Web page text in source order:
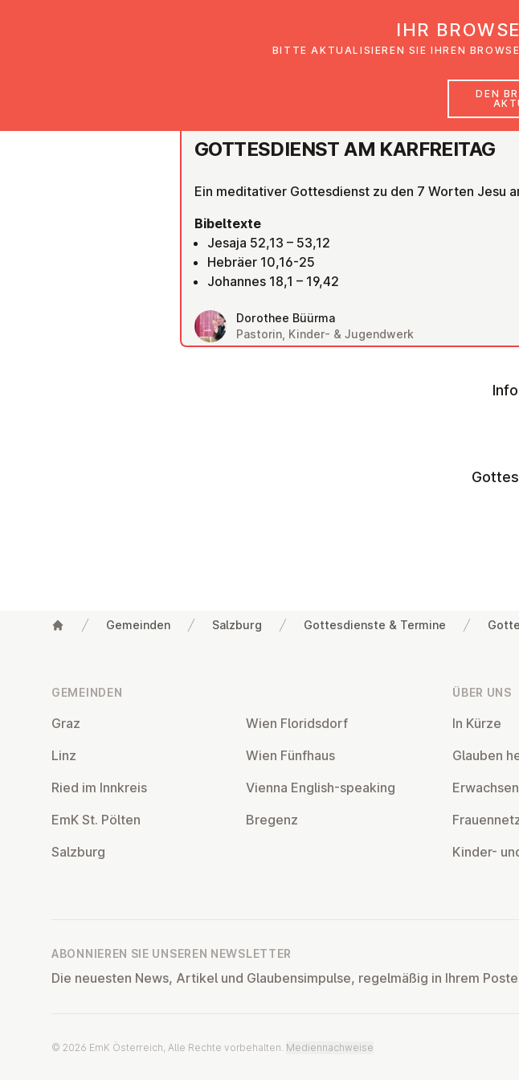
GOT­TES­DIENST AM KAR­FREI­TAG
Ein meditativer Gottesdienst zu den 7 Worten Jesu
Bibeltexte
Jesaja 52,13 – 53,12
Hebräer 10,16-25
Johannes 18,1 – 19,42
Dorothee Büürma
Pastorin, Kinder- & Jugendwerk
Gemeinden Salzburg Gottesdienste & Termine
GEMEINDEN
Graz
Linz
Ried im Innkreis
EmK St. Pölten
Salzburg
Wien Flo­rids­dorf
Wien Fünfhaus
Vienna English-speaking
Bregenz
ÜBER UNS
In Kürze
Glauben
Kinder-
ABONNIEREN SIE UNSEREN NEWSLETTER
Die neuesten News, Artikel und Glaubensimpulse, regelmäßig in Ihrem
© 2026 EmK Österreich, Alle Rechte vorbehalten. Mediennachweise
IHR
BITTE AKTUALISIEREN SIE IHREN
DEN